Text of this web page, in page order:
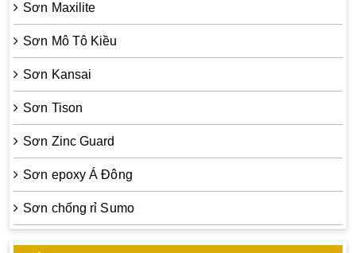
Sơn Maxilite
Sơn Mô Tô Kiều
Sơn Kansai
Sơn Tison
Sơn Zinc Guard
Sơn epoxy Á Đông
Sơn chống rỉ Sumo